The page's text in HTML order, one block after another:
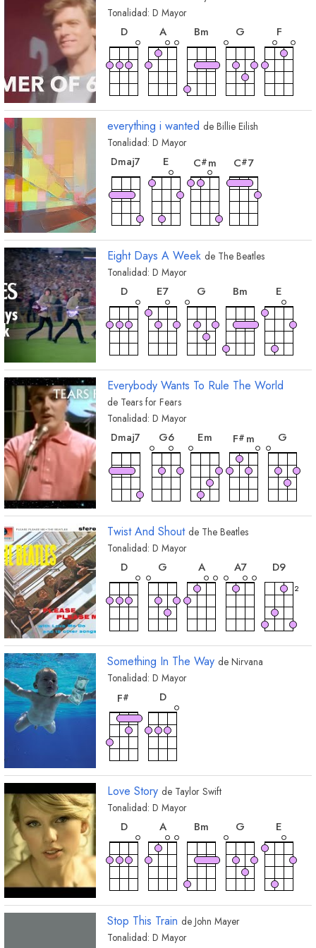
Tonalidad: D Mayor
acorde
D
acorde
A
Bm
G
F
acorde
Bb
acorde
C
everything i wanted de Billie Eilish
Tonalidad: D Mayor
acorde
Dmaj7
acorde
E
C#m
C#7
Eight Days A Week de The Beatles
Tonalidad: D Mayor
acorde
D
acorde
E7
G
Bm
E
acorde
A
Everybody Wants To Rule The World
de Tears for Fears
Tonalidad: D Mayor
acorde
Dmaj7
acorde
G6
Em
F# m
G
acorde
A
acorde
D
Twist And Shout de The Beatles
Tonalidad: D Mayor
acorde
D
acorde
G
A
A7
D9
2
Something In The Way de Nirvana
Tonalidad: D Mayor
acorde
F#
acorde
D
Love Story de Taylor Swift
Tonalidad: D Mayor
acorde
D
acorde
A
Bm
G
E
acorde
B
acorde
C#m
Stop This Train de John Mayer
Tonalidad: D Mayor
acorde
acorde